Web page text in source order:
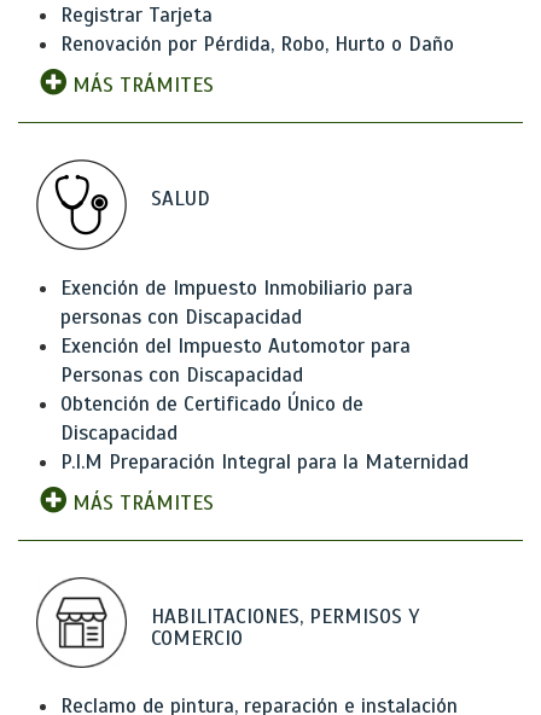
Registrar Tarjeta
Renovación por Pérdida, Robo, Hurto o Daño
MÁS TRÁMITES
SALUD
Exención de Impuesto Inmobiliario para
personas con Discapacidad
Exención del Impuesto Automotor para
Personas con Discapacidad
Obtención de Certificado Único de
Discapacidad
P.I.M Preparación Integral para la Maternidad
MÁS TRÁMITES
HABILITACIONES, PERMISOS Y
COMERCIO
Reclamo de pintura, reparación e instalación